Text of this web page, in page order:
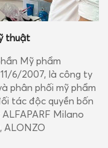
thuật
Mỹ phẩm
6/2007, là công ty
phân phối mỹ phẩm
tác độc quyền bốn
Milano
ALONZO